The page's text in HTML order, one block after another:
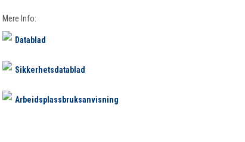
Mere Info:
Datablad
Sikkerhetsdatablad
Arbeidsplassbruksanvisning